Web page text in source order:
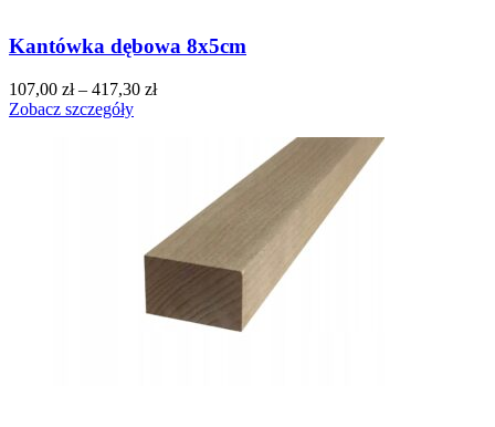
Kantówka dębowa 8x5cm
107,00 zł– 417,30 zł
Zobacz szczegóły